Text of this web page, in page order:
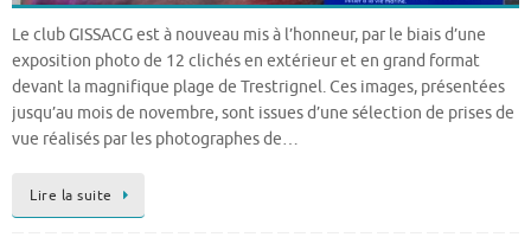
Le club GISSACG est à nouveau mis à l’honneur, par le biais d’une
exposition photo de 12 clichés en extérieur et en grand format
devant la magnifique plage de Trestrignel. Ces images, présentées
jusqu’au mois de novembre, sont issues d’une sélection de prises de
vue réalisés par les photographes de…
Lire la suite